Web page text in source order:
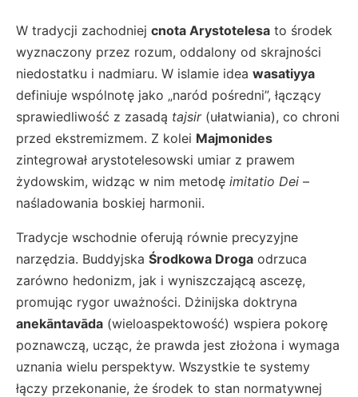
W tradycji zachodniej cnota Arystotelesa to środek
wyznaczony przez rozum, oddalony od skrajności
niedostatku i nadmiaru. W islamie idea wasatiyya
definiuje wspólnotę jako „naród pośredni”, łączący
sprawiedliwość z zasadą tajsir(ułatwiania), co chroni
przed ekstremizmem. Z kolei Majmonides
zintegrował arystotelesowski umiar z prawem
żydowskim, widząc w nim metodę imitatio Dei –
naśladowania boskiej harmonii.
Tradycje wschodnie oferują równie precyzyjne
narzędzia. Buddyjska Środkowa Droga odrzuca
zarówno hedonizm, jak i wyniszczającą ascezę,
promując rygor uważności. Dżinijska doktryna
anekāntavāda (wieloaspektowość) wspiera pokorę
poznawczą, ucząc, że prawda jest złożona i wymaga
uznania wielu perspektyw. Wszystkie te systemy
łączy przekonanie, że środek to stan normatywnej